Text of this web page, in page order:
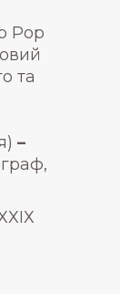
Pop
та
–